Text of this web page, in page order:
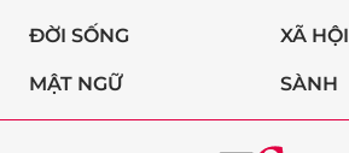
ĐỜI SỐNG XÃ HỘI
MẬT NGỮ SÀNH